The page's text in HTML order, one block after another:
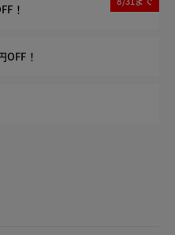
！
！